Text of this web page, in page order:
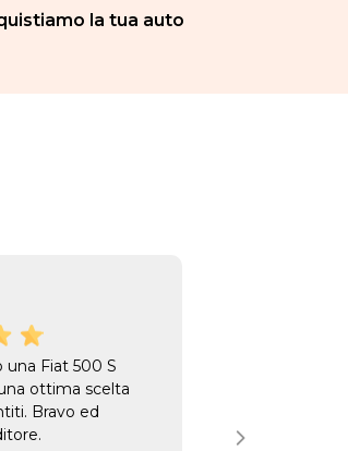
la tua auto
una Fiat 500 S
ottima scelta
Bravo ed